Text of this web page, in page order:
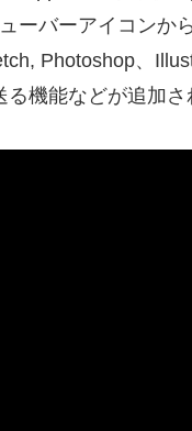
ーバーアイコンか
Photoshop、
機能などが追加さ